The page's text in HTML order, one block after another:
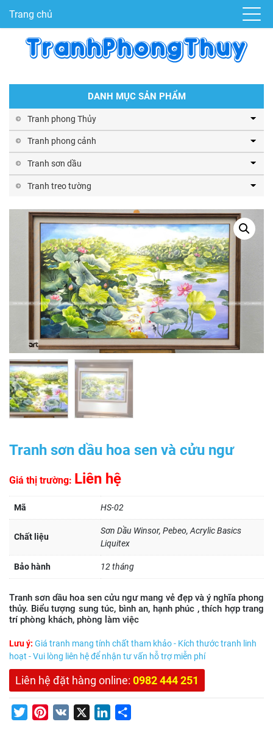
Trang chủ
DANH MỤC SẢN PHẨM
Tranh phong Thủy
Tranh phong cảnh
Tranh sơn dầu
Tranh treo tường
Tranh sơn dầu hoa sen và cửu ngư
Giá thị trường: Liên hệ
Mã HS-02
Chất liệu
Sơn Dầu Winsor, Pebeo, Acrylic Basics
Liquitex
Bảo hành 12 tháng
Tranh sơn dầu hoa sen cửu ngư mang vẻ đẹp và ý nghĩa phong
thủy. Biểu tượng sung túc, bình an, hạnh phúc , thích hợp trang
trí phòng khách, phòng làm việc
Lưu ý: Giá tranh mang tính chất tham khảo - Kích thước tranh linh
hoạt - Vui lòng liên hệ để nhận tư vấn hỗ trợ miễn phí
Liên hệ đặt hàng online: 0982 444 251
TwitterPinterest
VK LinkedIn